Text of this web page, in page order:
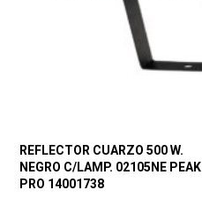
REFLECTOR CUARZO 500 W.
NEGRO C/LAMP. 02105NE PEAK
PRO 14001738